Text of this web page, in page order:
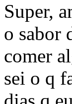
Super,
o sabor
comer
sei o q